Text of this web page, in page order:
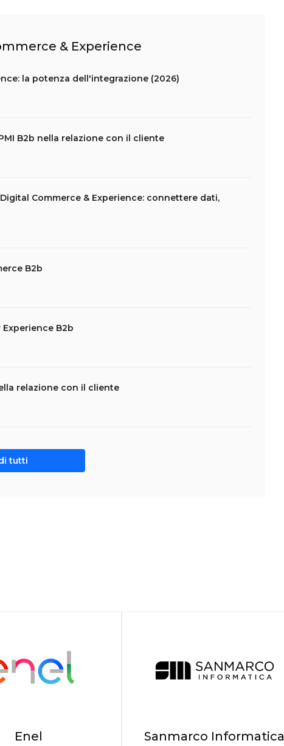
& Experience
la potenza dell'integrazione (2026)
B2b nella relazione con il cliente
Commerce & Experience: connettere dati,
B2b
B2b
relazione con il cliente
tutti
Enel Sanmarco Informatica